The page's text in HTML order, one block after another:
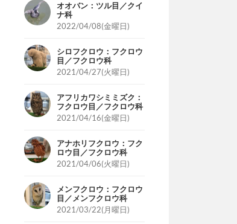
オオバン：ツル目／クイ
ナ科
2022/04/08(金曜日)
シロフクロウ：フクロウ
目／フクロウ科
2021/04/27(火曜日)
アフリカワシミミズク：
フクロウ目／フクロウ科
2021/04/16(金曜日)
アナホリフクロウ：フク
ロウ目／フクロウ科
2021/04/06(火曜日)
メンフクロウ：フクロウ
目／メンフクロウ科
2021/03/22(月曜日)